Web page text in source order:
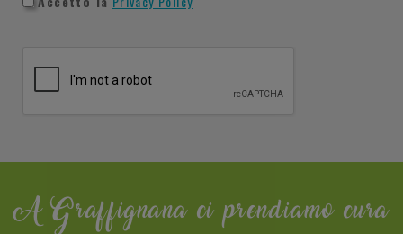
A Graffignana ci prendiamo cura